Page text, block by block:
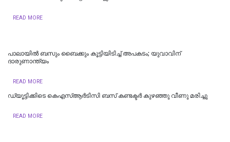
READ MORE
പാലായില്‍ ബസും ബൈക്കും കൂട്ടിയിടിച്ച് അപകടം; യുവാവിന്
ദാരുണാന്ത്യം
READ MORE
ഡ്യൂട്ടിക്കിടെ കെഎസ്ആര്‍ടിസി ബസ് കണ്ടക്ടര്‍ കുഴഞ്ഞു വീണു മരിച്ചു
READ MORE